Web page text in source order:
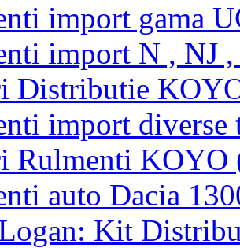
import gama
import N , NJ
Distributie
import
Rulmenti KOYO
auto Dacia
Kit